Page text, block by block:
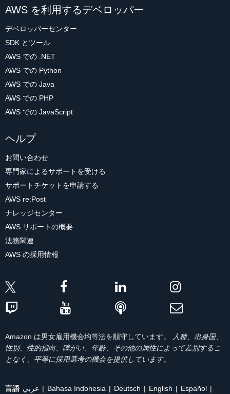
AWS を利用するデベロッパー
デベロッパーセンター
SDK とツール
AWS での .NET
AWS での Python
AWS での Java
AWS での PHP
AWS での JavaScript
ヘルプ
お問い合わせ
専門家によるサポートを受ける
サポートチケットを申請する
AWS re:Post
ナレッジセンター
AWS サポートの概要
法務関連
AWS の採用情報
Amazon は男女雇用機会均等法を順守しています。
人種、出身国、
性別、性的指向、障がい、年齢、その他の属性によって差別するこ
となく、平等に採用選考の機会を提供しています。
言語 عربي Bahasa Indonesia Deutsch English Español